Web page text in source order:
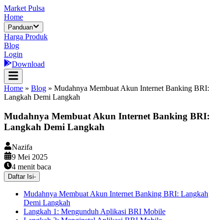
Market Pulsa
Home
Panduan
Harga Produk
Blog
Login
Download
Home » Blog » Mudahnya Membuat Akun Internet Banking BRI:
Langkah Demi Langkah
Mudahnya Membuat Akun Internet Banking BRI:
Langkah Demi Langkah
Nazifa
9 Mei 2025
4 menit baca
Daftar Isi-
Mudahnya Membuat Akun Internet Banking BRI: Langkah
Demi Langkah
Langkah 1: Mengunduh Aplikasi BRI Mobile